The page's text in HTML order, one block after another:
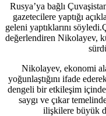
Rusya’ya bağlı
gazetecilere yaptığı
geleni yaptıklarını
değerlendiren Nikolayev,
Nikolayev, ekonomi
yoğunlaştığını ifade
dengeli bir etkileşim
saygı ve çıkar
ilişkilere büyük